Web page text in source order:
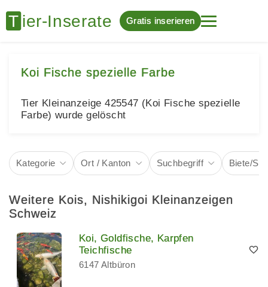
Gratis inserieren
Koi Fische spezielle Farbe
Tier Kleinanzeige 425547 (Koi Fische spezielle
Farbe) wurde gelöscht
Kategorie Ort / Kanton Suchbegriff Biete/
Weitere Kois, Nishikigoi Kleinanzeigen
Schweiz
Koi, Goldfische, Karpfen
Teichfische
6147 Altbüron